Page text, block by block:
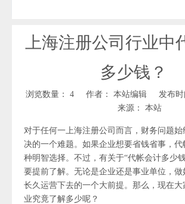
上海注册公司行业中
多少钱？
浏览数量： 4作者： 本站编辑 发布时间
来源： 本站
对于任何一上海注册公司而言，财务问题
决的一个难题。如果企业想要省钱省事，
种明智选择。不过，有关于“代帐会计多少
要提前了解。无论是企业还是事业单位，做
长久运营下去的一个大前提。那么，现在大
业究竟了解多少呢？